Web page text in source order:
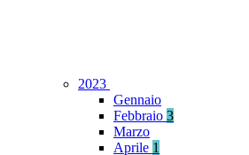
2023
Gennaio
Febbraio 3
Marzo
Aprile 1